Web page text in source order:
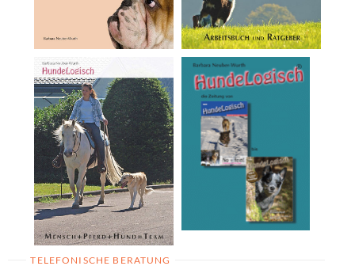
TELEFONISCHE BERATUNG